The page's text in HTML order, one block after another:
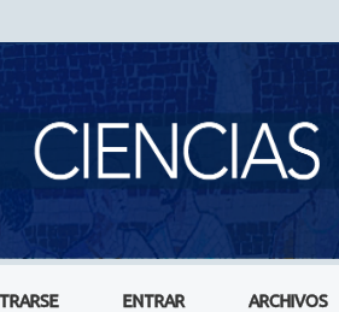
ENTRAR ARCHIVOS